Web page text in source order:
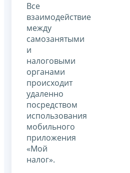
Все
взаимодействие
между
самозанятыми
и
налоговыми
органами
происходит
удаленно
посредством
использования
мобильного
приложения
«Мой
налог».